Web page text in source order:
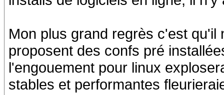
Mon plus grand regrès c'est
proposent des confs pré
l'engouement pour linux
stables et performantes